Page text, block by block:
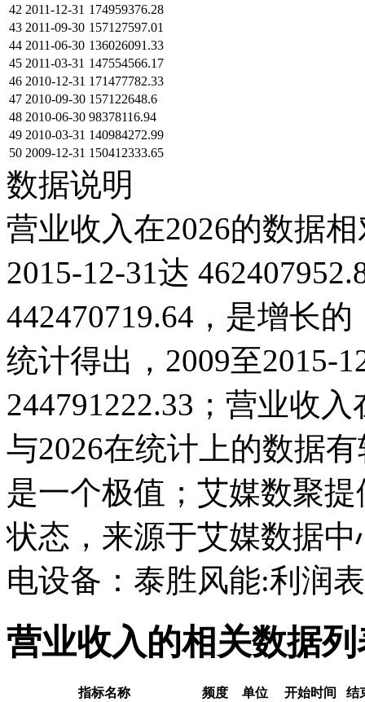
42 2011-12-31 174959376.28
43 2011-09-30 157127597.01
44 2011-06-30 136026091.33
45 2011-03-31 147554566.17
46 2010-12-31 171477782.33
47 2010-09-30 157122648.6
48 2010-06-30 98378116.94
49 2010-03-31 140984272.99
50 2009-12-31 150412333.65
数据说明
营业收入在2026的数据
2015-12-31达
442470719.64，是增长
统计得出，2009至2015-
244791222.33；营业收
与2026在统计上的数据
是一个极值；艾媒数聚
状态，来源于艾媒数据
电设备：泰胜风能:利润
营业收入的相关数据列
指标名称 频度 单位 开始时间
结